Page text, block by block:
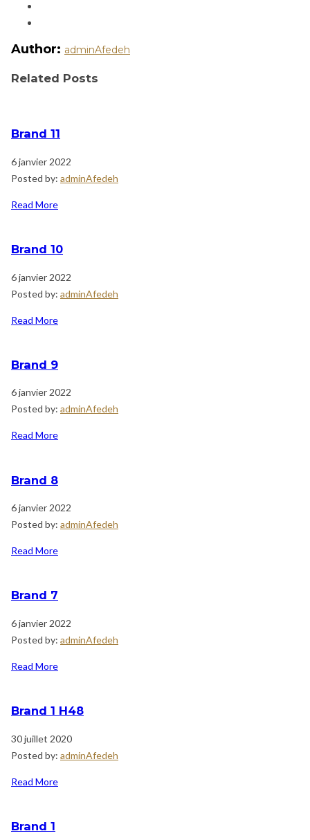
Author: adminAfedeh
Related Posts
Brand 11
6 janvier 2022
Posted by: adminAfedeh
Read More
Brand 10
6 janvier 2022
Posted by: adminAfedeh
Read More
Brand 9
6 janvier 2022
Posted by: adminAfedeh
Read More
Brand 8
6 janvier 2022
Posted by: adminAfedeh
Read More
Brand 7
6 janvier 2022
Posted by: adminAfedeh
Read More
Brand 1 H48
30 juillet 2020
Posted by: adminAfedeh
Read More
Brand 1